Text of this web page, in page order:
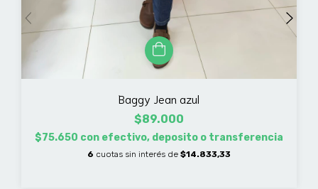
Baggy Jean azul
$89.000
$75.650 con efectivo, deposito o transferencia
6 cuotas sin interés de $14.833,33